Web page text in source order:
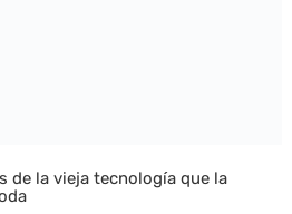
de la vieja tecnología que la